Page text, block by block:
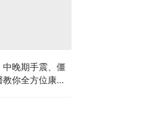
中晚期手震、僵
你全方位康復